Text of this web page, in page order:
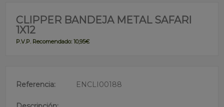
CLIPPER BANDEJA METAL SAFARI
1X12
P.V.P. Recomendado: 10,95€
Referencia: ENCLI00188